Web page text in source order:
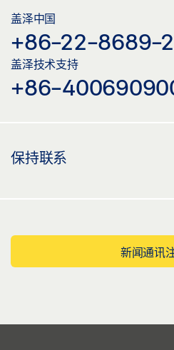
盖泽中国
+86-22-8689-
盖泽技术支持
+86-
保持联系
新闻通讯